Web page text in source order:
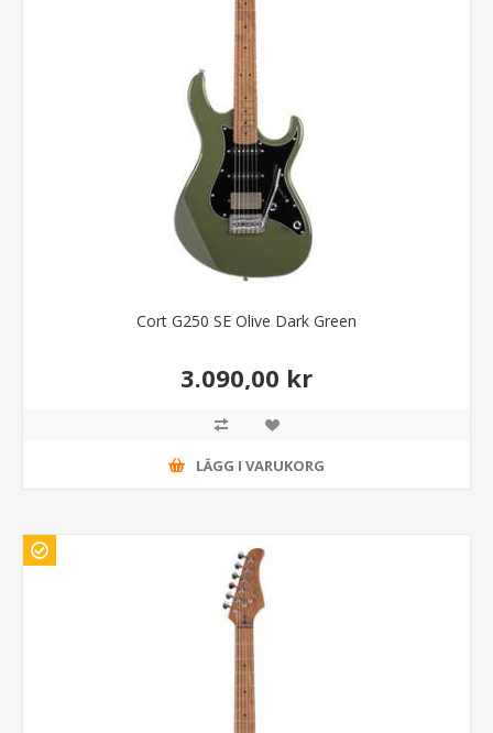
Cort G250 SE Olive Dark Green
3.090,00 kr
LÄGG I VARUKORG